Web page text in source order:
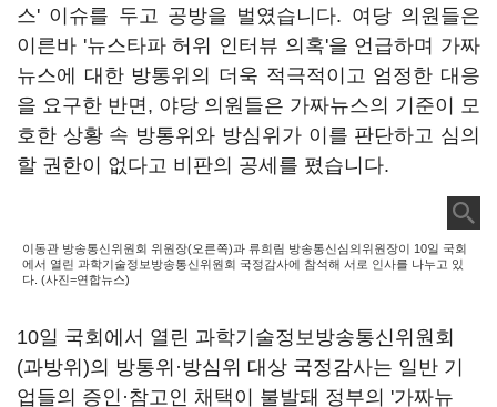
스' 이슈를 두고 공방을 벌였습니다. 여당 의원들은
이른바 '뉴스타파 허위 인터뷰 의혹'을 언급하며 가짜
뉴스에 대한 방통위의 더욱 적극적이고 엄정한 대응
을 요구한 반면, 야당 의원들은 가짜뉴스의 기준이 모
호한 상황 속 방통위와 방심위가 이를 판단하고 심의
할 권한이 없다고 비판의 공세를 폈습니다.
이동관 방송통신위원회 위원장(오른쪽)과 류희림 방송통신심의위원장이 10일 국회
에서 열린 과학기술정보방송통신위원회 국정감사에 참석해 서로 인사를 나누고 있
다. (사진=연합뉴스)
10일 국회에서 열린 과학기술정보방송통신위원회
(과방위 )의 방통위 · 방심위 대상 국정감사는 일반 기
업들의 증인·참고인 채택이 불발돼 정부의 '가짜뉴